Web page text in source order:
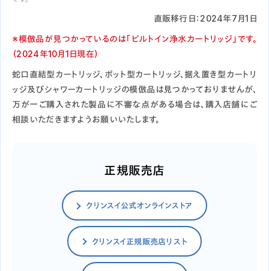
直販移行日：2024年7月1日
※模倣品が見つかっているのは「ビルトイン浄水カートリッジ」です。
（2024年10月1日現在）
蛇口直結型カートリッジ、ポット型カートリッジ、据え置き型カートリ
ッジ及びシャワーカートリッジの模倣品は見つかっておりませんが、
万が一ご購入された製品に不審な点がある場合は、購入店舗にご
相談いただきますようお願いいたします。
正規販売店
クリンスイ公式オンラインストア
クリンスイ正規販売店リスト